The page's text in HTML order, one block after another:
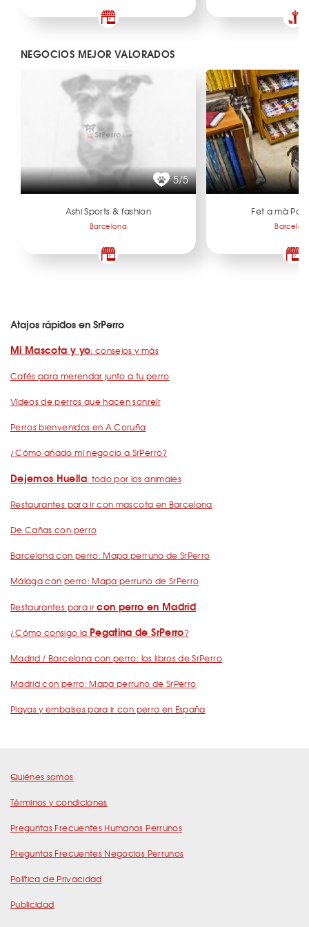
NEGOCIOS MEJOR VALORADOS
5/5
Ashi Sports & fashion
Barcelona
Fet a mà
Atajos rápidos en SrPerro
Mi Mascota y yo: consejos y más
Cafés para merendar junto a tu perro
Vídeos de perros que hacen sonreír
Perros bienvenidos en A Coruña
¿Cómo añado mi negocio a SrPerro?
Dejemos Huella: todo por los animales
Restaurantes para ir con mascota en Barcelona
De Cañas con perro
Barcelona con perro: Mapa perruno de SrPerro
Málaga con perro: Mapa perruno de SrPerro
Restaurantes para ircon perro en Madrid
¿Cómo consigo la Pegatina de SrPerro?
Madrid / Barcelona con perro: los libros de SrPerro
Madrid con perro: Mapa perruno de SrPerro
Playas y embalses para ir con perro en España
Quiénes somos
Términos y condiciones
Preguntas Frecuentes Humanos Perrunos
Preguntas Frecuentes Negocios Perrunos
Política de Privacidad
Publicidad